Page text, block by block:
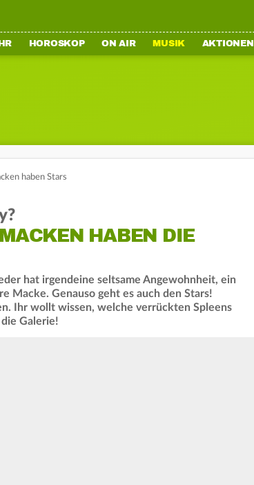
HOROSKOP ON AIR MUSIK AKTIONEN
haben Stars
HABEN DIE
hat irgendeine seltsame Angewohnheit, ein
Macke. Genauso geht es auch den Stars!
Ihr wollt wissen, welche verrückten Spleens
Galerie!